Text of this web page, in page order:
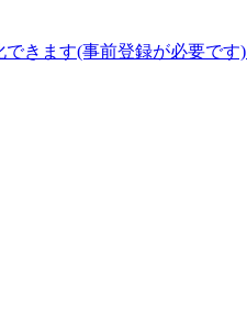
できます(事前登録が必要です)